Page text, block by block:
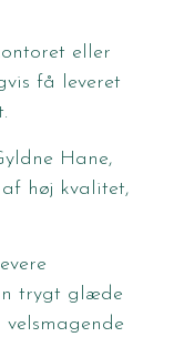
eller
få leveret
Hane,
høj kvalitet,
trygt glæde